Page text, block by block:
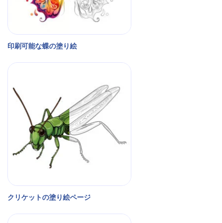
印刷可能な蝶の塗り絵
クリケットの塗り絵ページ